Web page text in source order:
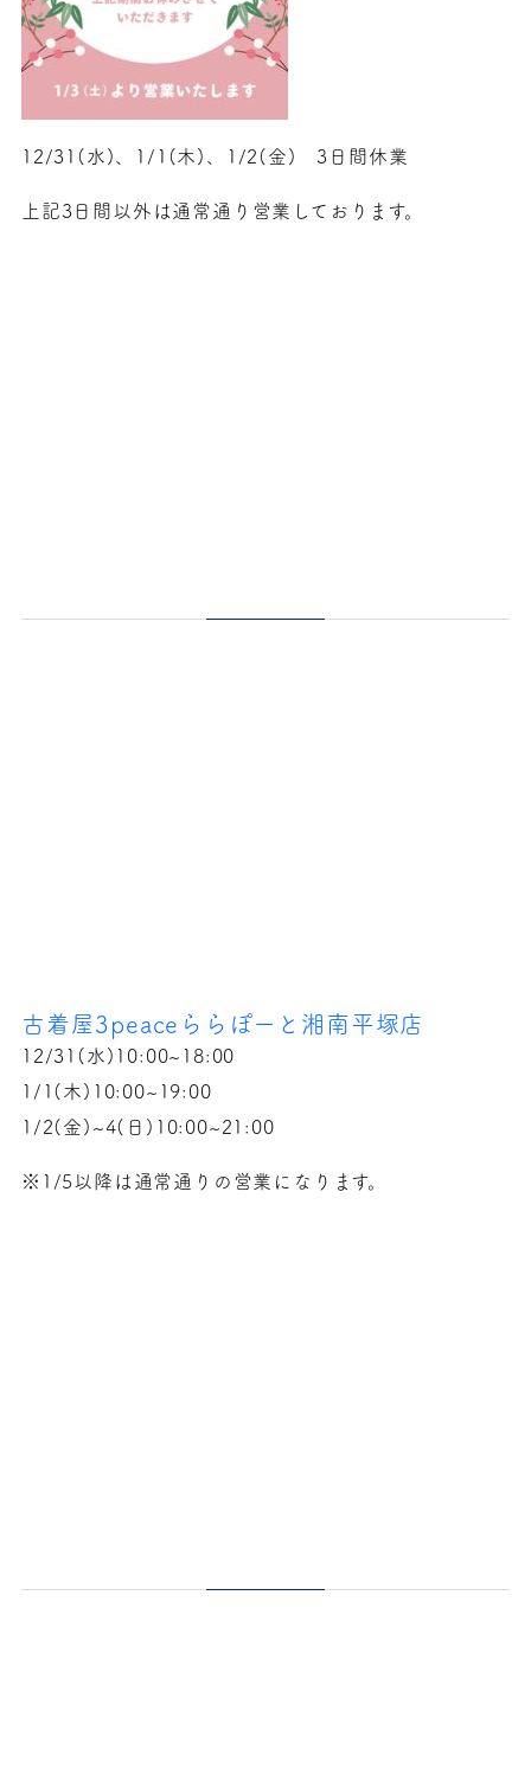
12/31(水)、1/1(木)、1/2(金) 3日間休業
上記3日間以外は通常通り営業しております。
古着屋3peaceららぽーと湘南平塚店
12/31(水)10:00~18:00
1/1(木)10:00~19:00
1/2(金)~4(日)10:00~21:00
※1/5以降は通常通りの営業になります。